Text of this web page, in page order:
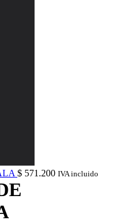
$ 571.200 IVA incluido